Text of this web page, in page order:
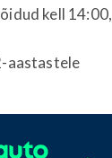
kell 14:00,
aastastele